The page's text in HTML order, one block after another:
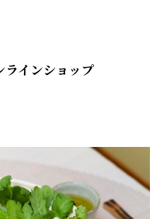
ラインショップ